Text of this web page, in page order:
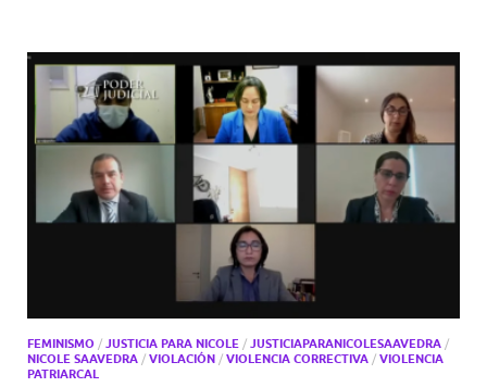
FEMINISMO / JUSTICIA PARA NICOLE / JUSTICIAPARANICOLESAAVEDRA /
NICOLE SAAVEDRA / VIOLACIÓN / VIOLENCIA CORRECTIVA / VIOLENCIA
PATRIARCAL